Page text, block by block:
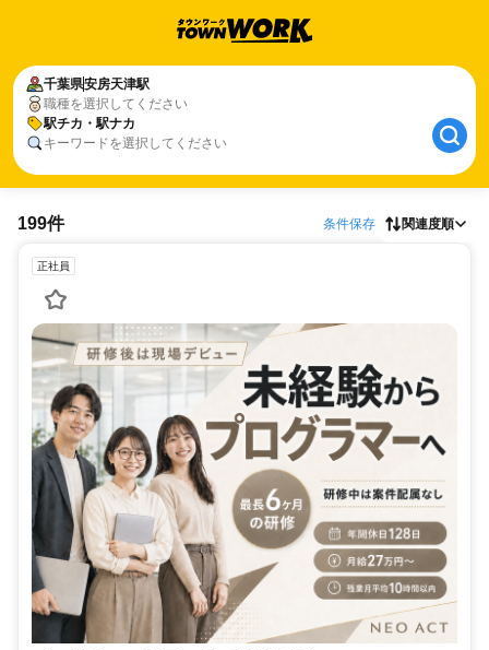
千葉県安房天津駅
職種を選択してください
駅チカ・駅ナカ
キーワードを選択してください
199件 条件保存 関連度順
正社員